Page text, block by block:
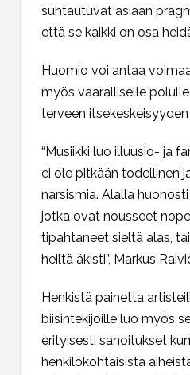
suhtautuvat asiaan
että se kaikki on osa
Huomio voi antaa
myös vaaralliselle
terveen itsekeskeisyyden
“Musiikki luo illuusio- ja
ei ole pitkään todellinen
narsismia. Alalla
jotka ovat nousseet
tipahtaneet sieltä alas,
heiltä äkisti”, Markus
Henkistä painetta
biisintekijöille luo myös
erityisesti sanoitukset
henkilökohtaisista